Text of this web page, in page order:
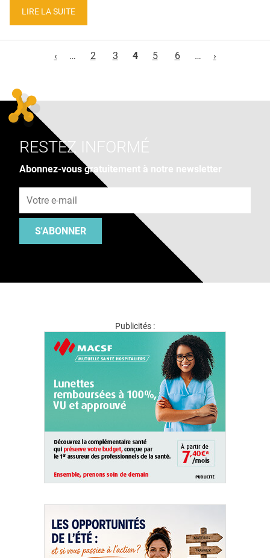
LIRE LA SUITE
‹
… 2 3 4 5 6 … ›
RESTEZ INFORMÉ
Abonnez-vous gratuitement à notre newsletter
S'ABONNER
Publicités :